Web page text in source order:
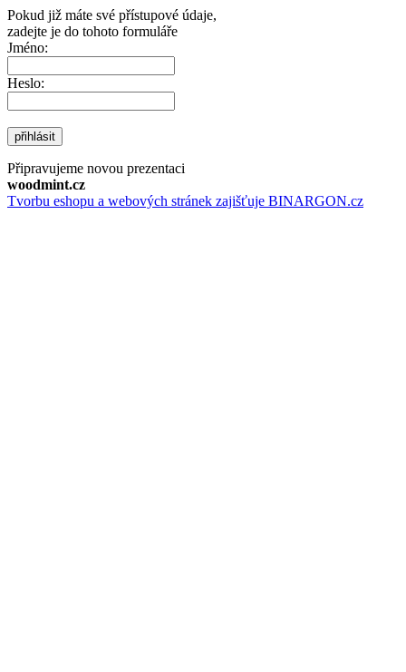
Pokud již máte své přístupové údaje,
zadejte je do tohoto formuláře
Jméno:
Heslo:
přihlásit
Připravujeme novou prezentaci
woodmint.cz
Tvorbu eshopu a webových stránek zajišťuje BINARGON.cz